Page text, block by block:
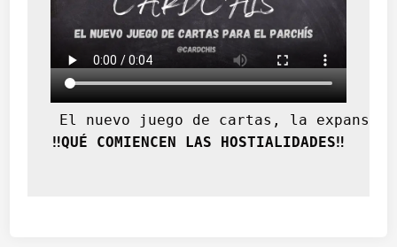
El nuevo juego de cartas, la
‼️QUÉ COMIENCEN LAS HOSTIALIDADES‼️